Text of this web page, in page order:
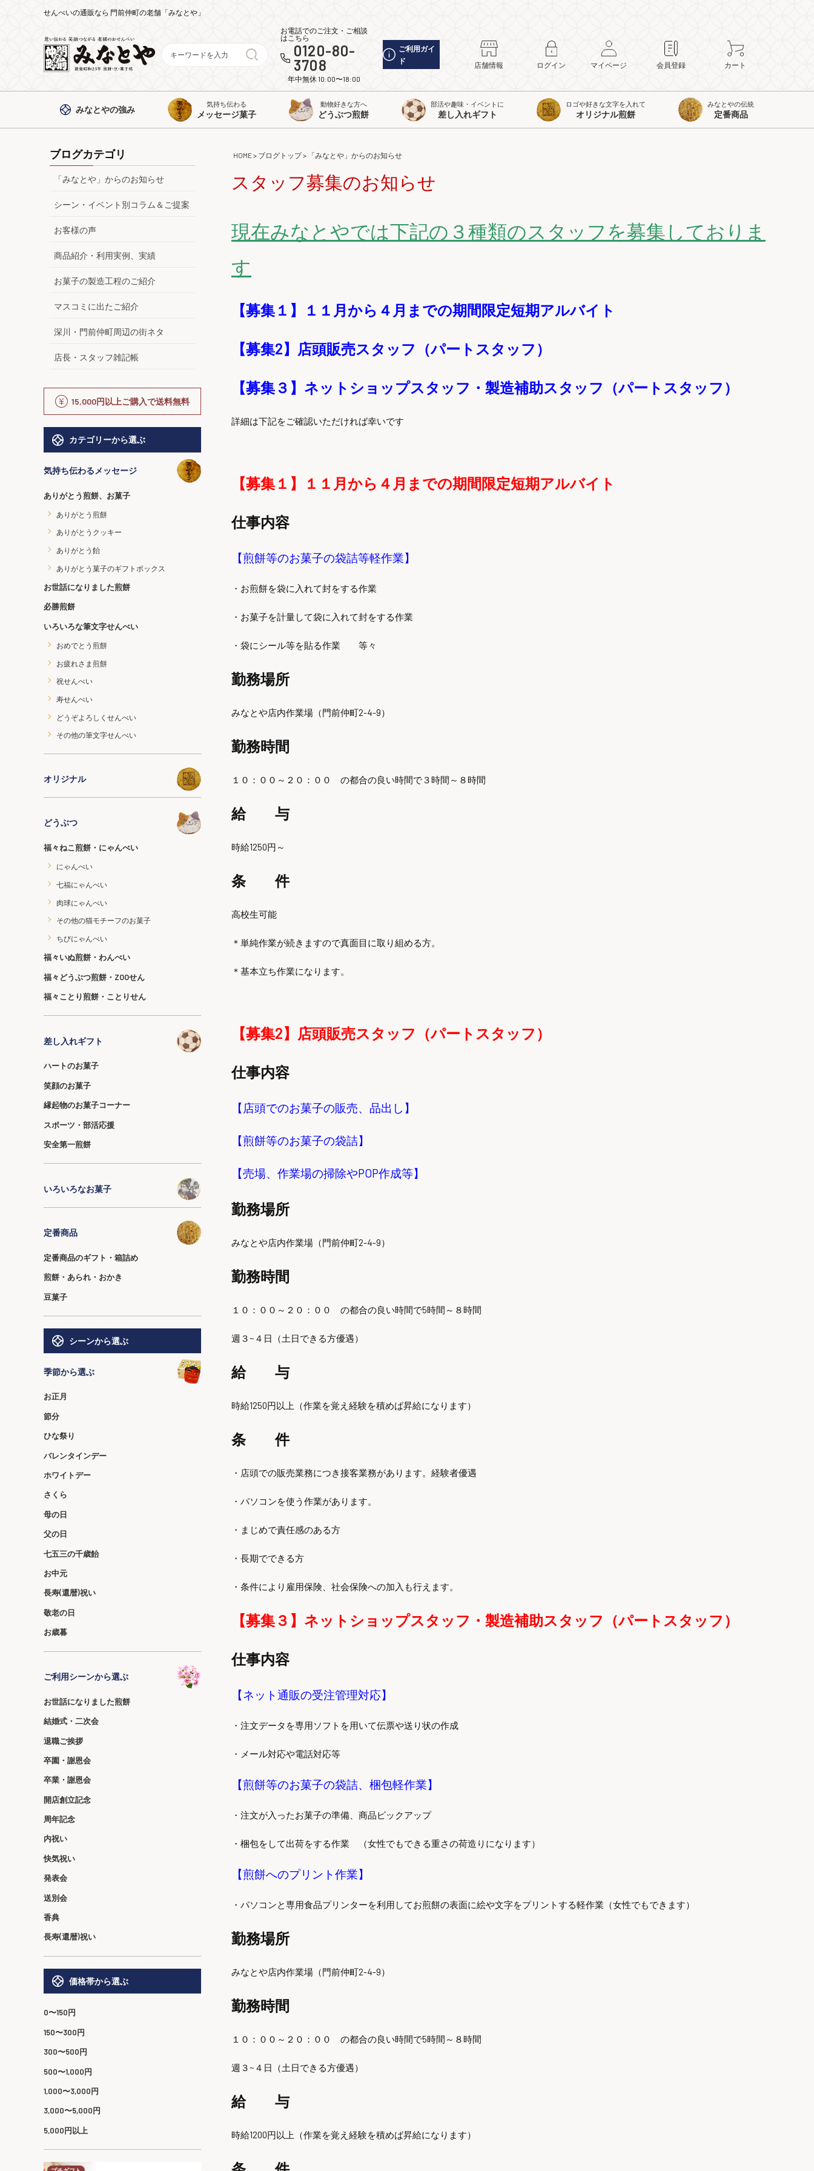
せんべいの通販なら 門前仲町の老舗「みなとや」
お電話でのご注文・ご相談
はこちら
0120-80-
3708
年中無休 10:00〜18:00
ご利用ガイ
ド
店舗情報 ログイン マイページ 会員登録 カート
みなとやの強み
気持ち伝わる
メッセージ菓子
動物好きな方へ
どうぶつ煎餅
部活や趣味・イベントに
差し入れギフト
ロゴや好きな文字を入れて
オリジナル煎餅
みなとやの伝統
定番商品
ブログカテゴリ
「みなとや」からのお知らせ
シーン・イベント別コラム＆ご提案
お客様の声
商品紹介・利用実例、実績
お菓子の製造工程のご紹介
マスコミに出たご紹介
深川・門前仲町周辺の街ネタ
店長・スタッフ雑記帳
15,000円以上ご購入で送料無料
カテゴリーから選ぶ
気持ち伝わるメッセージ
ありがとう煎餅、お菓子
ありがとう煎餅
ありがとうクッキー
ありがとう飴
ありがとう菓子のギフトボックス
お世話になりました煎餅
必勝煎餅
いろいろな筆文字せんべい
おめでとう煎餅
お疲れさま煎餅
祝せんべい
寿せんべい
どうぞよろしくせんべい
その他の筆文字せんべい
オリジナル
どうぶつ
福々ねこ煎餅・にゃんべい
にゃんべい
七福にゃんべい
肉球にゃんべい
その他の猫モチーフのお菓子
ちびにゃんべい
福々いぬ煎餅・わんべい
福々どうぶつ煎餅・ZOOせん
福々ことり煎餅・ことりせん
差し入れギフト
ハートのお菓子
笑顔のお菓子
縁起物のお菓子コーナー
スポーツ・部活応援
安全第一煎餅
いろいろなお菓子
定番商品
定番商品のギフト・箱詰め
煎餅・あられ・おかき
豆菓子
シーンから選ぶ
季節から選ぶ
お正月
節分
ひな祭り
バレンタインデー
ホワイトデー
さくら
母の日
父の日
七五三の千歳飴
お中元
長寿(還暦)祝い
敬老の日
お歳暮
ご利用シーンから選ぶ
お世話になりました煎餅
結婚式・二次会
退職ご挨拶
卒園・謝恩会
卒業・謝恩会
開店創立記念
周年記念
内祝い
快気祝い
発表会
送別会
香典
長寿(還暦)祝い
価格帯から選ぶ
0〜150円
150〜300円
300〜500円
500〜1,000円
1,000〜3,000円
3,000〜5,000円
5,000円以上
HOME> ブログトップ> 「みなとや」からのお知らせ
スタッフ募集のお知らせ
現在みなとやでは下記の３種類のスタッフを募集しておりま
す
【募集１】１１月から４月までの期間限定短期アルバイト
【募集2】店頭販売スタッフ（パートスタッフ）
【募集３】ネットショップスタッフ・製造補助スタッフ（パートスタッフ）
詳細は下記をご確認いただければ幸いです
【募集１】１１月から４月までの期間限定短期アルバイト
仕事内容
【煎餅等のお菓子の袋詰等軽作業】
・お煎餅を袋に入れて封をする作業
・お菓子を計量して袋に入れて封をする作業
・袋にシール等を貼る作業 等々
勤務場所
みなとや店内作業場（門前仲町2-4-9）
勤務時間
１０：００～２０：００ の都合の良い時間で３時間～８時間
給 与
時給1250円～
条 件
高校生可能
＊単純作業が続きますので真面目に取り組める方。
＊基本立ち作業になります。
【募集2】店頭販売スタッフ（パートスタッフ）
仕事内容
【店頭でのお菓子の販売、品出し】
【煎餅等のお菓子の袋詰】
【売場、作業場の掃除やPOP作成等】
勤務場所
みなとや店内作業場（門前仲町2-4-9）
勤務時間
１０：００～２０：００ の都合の良い時間で5時間～８時間
週３~４日（土日できる方優遇）
給 与
時給1250円以上（作業を覚え経験を積めば昇給になります）
条 件
・店頭での販売業務につき接客業務があります。経験者優遇
・パソコンを使う作業があります。
・まじめで責任感のある方
・長期でできる方
・条件により雇用保険、社会保険への加入も行えます。
【募集３】ネットショップスタッフ・製造補助スタッフ（パートスタッフ）
仕事内容
【ネット通販の受注管理対応】
・注文データを専用ソフトを用いて伝票や送り状の作成
・メール対応や電話対応等
【煎餅等のお菓子の袋詰、梱包軽作業】
・注文が入ったお菓子の準備、商品ピックアップ
・梱包をして出荷をする作業 （女性でもできる重さの荷造りになります）
【煎餅へのプリント作業】
・パソコンと専用食品プリンターを利用してお煎餅の表面に絵や文字をプリントする軽作業（女性でもできます）
勤務場所
みなとや店内作業場（門前仲町2-4-9）
勤務時間
１０：００～２０：００ の都合の良い時間で5時間～８時間
週３~４日（土日できる方優遇）
給 与
時給1200円以上（作業を覚え経験を積めば昇給になります）